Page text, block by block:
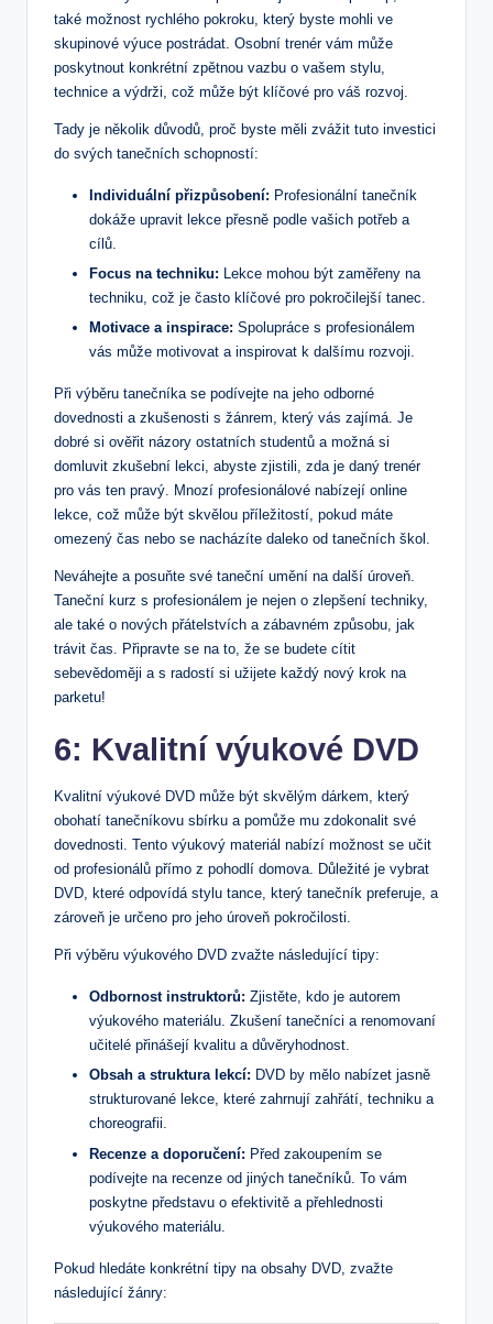
také možnost rychlého pokroku, který byste mohli ve
skupinové výuce postrádat. Osobní trenér vám může
poskytnout konkrétní zpětnou vazbu o vašem stylu,
technice a výdrži, což může být klíčové pro váš rozvoj.
Tady je několik důvodů, proč byste měli zvážit tuto investici
do svých tanečních schopností:
Individuální přizpůsobení: Profesionální tanečník
dokáže upravit lekce přesně podle vašich potřeb a
cílů.
Focus na techniku: Lekce mohou být zaměřeny na
techniku, což je často klíčové pro pokročilejší tanec.
Motivace a inspirace: Spolupráce s profesionálem
vás může motivovat a inspirovat k dalšímu rozvoji.
Při výběru tanečníka se podívejte na jeho odborné
dovednosti a zkušenosti s žánrem, který vás zajímá. Je
dobré si ověřit názory ostatních studentů a možná si
domluvit zkušební lekci, abyste zjistili, zda je daný trenér
pro vás ten pravý. Mnozí profesionálové nabízejí online
lekce, což může být skvělou příležitostí, pokud máte
omezený čas nebo se nacházíte daleko od tanečních škol.
Neváhejte a posuňte své taneční umění na další úroveň.
Taneční kurz s profesionálem je nejen o zlepšení techniky,
ale také o nových přátelstvích a zábavném způsobu, jak
trávit čas. Připravte se na to, že se budete cítit
sebevědoměji a s radostí si užijete každý nový krok na
parketu!
6: Kvalitní výukové DVD
Kvalitní výukové DVD může být skvělým dárkem, který
obohatí tanečníkovu sbírku a pomůže mu zdokonalit své
dovednosti. Tento výukový materiál nabízí možnost se učit
od profesionálů přímo z pohodlí domova. Důležité je vybrat
DVD, které odpovídá stylu tance, který tanečník preferuje, a
zároveň je určeno pro jeho úroveň pokročilosti.
Při výběru výukového DVD zvažte následující tipy:
Odbornost instruktorů: Zjistěte, kdo je autorem
výukového materiálu. Zkušení tanečníci a renomovaní
učitelé přinášejí kvalitu a důvěryhodnost.
Obsah a struktura lekcí: DVD by mělo nabízet jasně
strukturované lekce, které zahrnují zahřátí, techniku a
choreografii.
Recenze a doporučení: Před zakoupením se
podívejte na recenze od jiných tanečníků. To vám
poskytne představu o efektivitě a přehlednosti
výukového materiálu.
Pokud hledáte konkrétní tipy na obsahy DVD, zvažte
následující žánry: